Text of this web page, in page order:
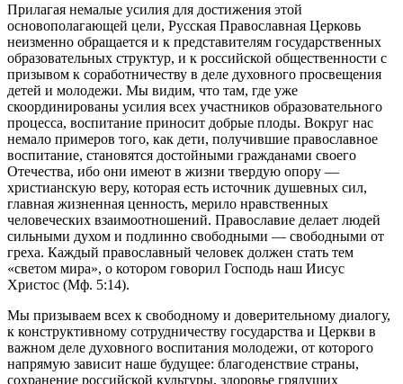
Прилагая немалые усилия для достижения этой
основополагающей цели, Русская Православная Церковь
неизменно обращается и к представителям государственных
образовательных структур, и к российской общественности с
призывом к соработничеству в деле духовного просвещения
детей и молодежи. Мы видим, что там, где уже
скоординированы усилия всех участников образовательного
процесса, воспитание приносит добрые плоды. Вокруг нас
немало примеров того, как дети, получившие православное
воспитание, становятся достойными гражданами своего
Отечества, ибо они имеют в жизни твердую опору —
христианскую веру, которая есть источник душевных сил,
главная жизненная ценность, мерило нравственных
человеческих взаимоотношений. Православие делает людей
сильными духом и подлинно свободными — свободными от
греха. Каждый православный человек должен стать тем
«светом мира», о котором говорил Господь наш Иисус
Христос (Мф. 5:14).
Мы призываем всех к свободному и доверительному диалогу,
к конструктивному сотрудничеству государства и Церкви в
важном деле духовного воспитания молодежи, от которого
напрямую зависит наше будущее: благоденствие страны,
сохранение российской культуры, здоровье грядущих